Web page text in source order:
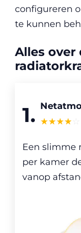
configureren
te kunnen
Alles over
1. ☆☆☆☆
★★★★
Een slimme
per kamer
vanop